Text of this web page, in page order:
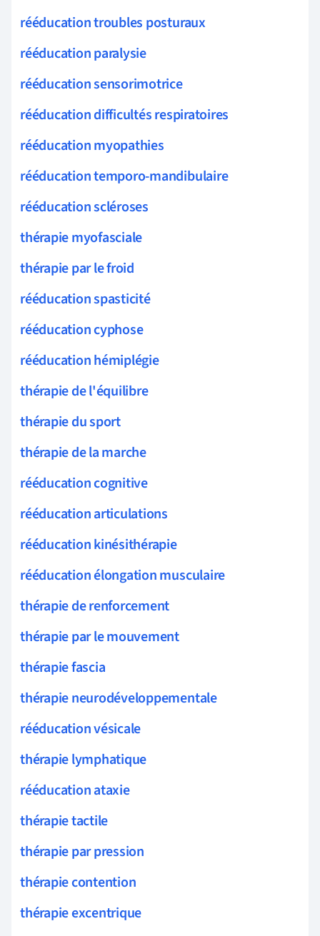
rééducation troubles posturaux
rééducation paralysie
rééducation sensorimotrice
rééducation difficultés respiratoires
rééducation myopathies
rééducation temporo-mandibulaire
rééducation scléroses
thérapie myofasciale
thérapie par le froid
rééducation spasticité
rééducation cyphose
rééducation hémiplégie
thérapie de l'équilibre
thérapie du sport
thérapie de la marche
rééducation cognitive
rééducation articulations
rééducation kinésithérapie
rééducation élongation musculaire
thérapie de renforcement
thérapie par le mouvement
thérapie fascia
thérapie neurodéveloppementale
rééducation vésicale
thérapie lymphatique
rééducation ataxie
thérapie tactile
thérapie par pression
thérapie contention
thérapie excentrique